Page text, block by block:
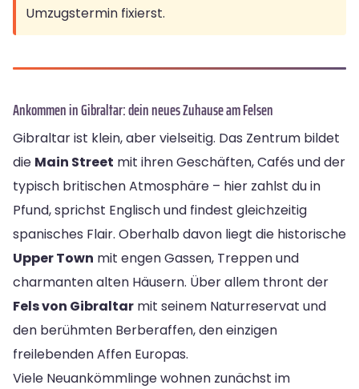
Umzugstermin fixierst.
Ankommen in Gibraltar: dein neues Zuhause am Felsen
Gibraltar ist klein, aber vielseitig. Das Zentrum bildet
die Main Street mit ihren Geschäften, Cafés und der
typisch britischen Atmosphäre – hier zahlst du in
Pfund, sprichst Englisch und findest gleichzeitig
spanisches Flair. Oberhalb davon liegt die historische
Upper Town mit engen Gassen, Treppen und
charmanten alten Häusern. Über allem thront der
Fels von Gibraltar mit seinem Naturreservat und
den berühmten Berberaffen, den einzigen
freilebenden Affen Europas.
Viele Neuankömmlinge wohnen zunächst im